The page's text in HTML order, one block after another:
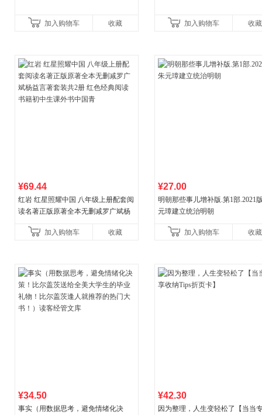
加入购物车 收藏 加入购物车 收藏
¥69.44
红岩 红星照耀中国 八年级上册配套阅
读名著正版原著全本无删减罗广斌杨
初中生课外书中国青
加入购物车 收藏
¥27.00
明朝那些事儿增补版.第1部.2021
元璋建立统治明朝
加入购物车 收藏
¥34.50
事实（用数据思考，避免情绪化决
¥42.30
因为整理，人生变轻松了【当当